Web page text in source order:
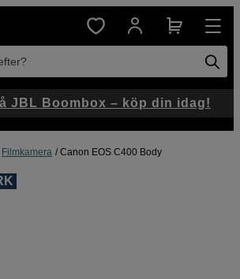
Filmkamera Canon EOS C400 Body
JBL Boombox – köp din idag!